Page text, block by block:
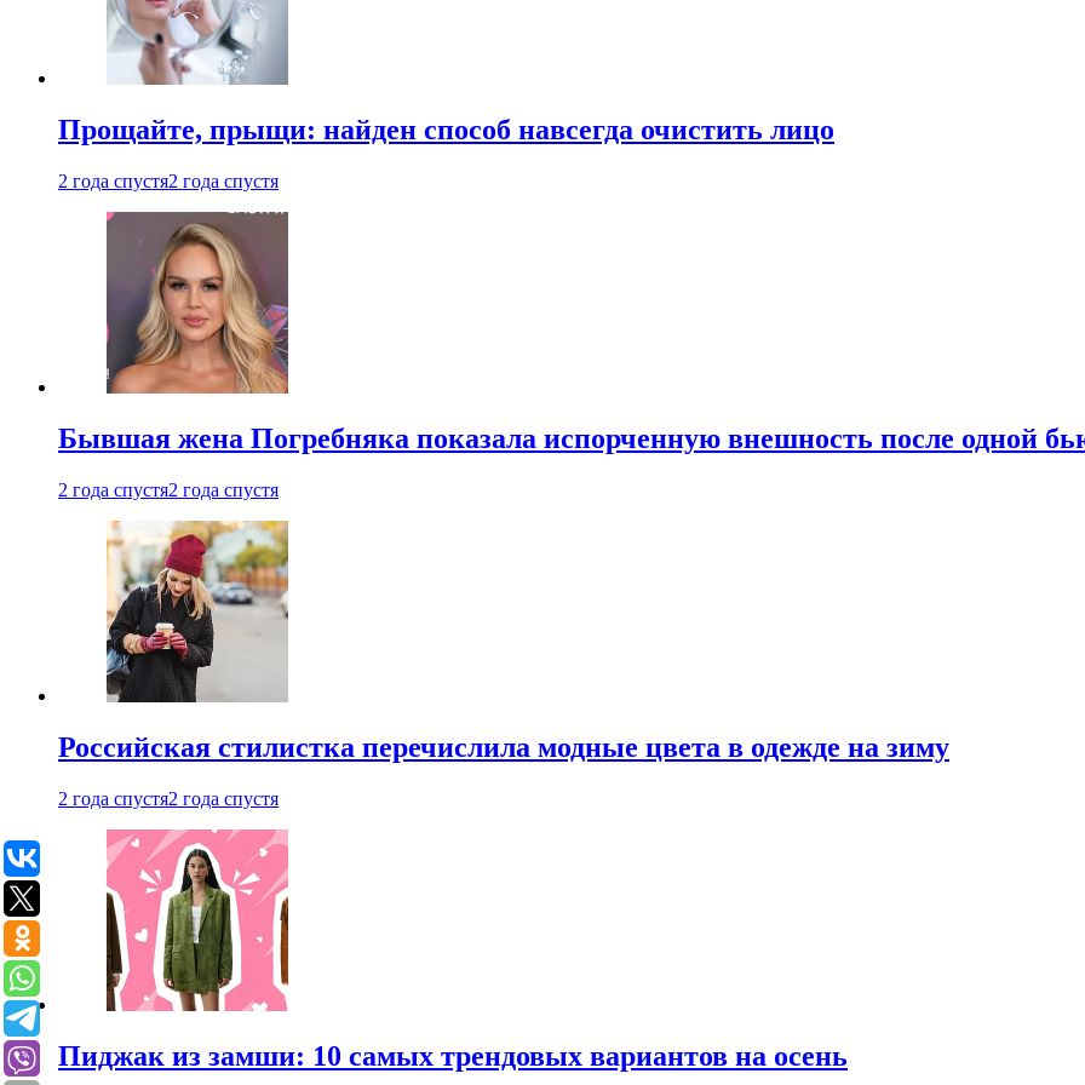
Прощайте, прыщи: найден способ навсегда очистить лицо
2 года спустя2 года спустя
Бывшая жена Погребняка показала испорченную внешность после одной
2 года спустя2 года спустя
Российская стилистка перечислила модные цвета в одежде на зиму
2 года спустя2 года спустя
Пиджак из замши: 10 самых трендовых вариантов на осень